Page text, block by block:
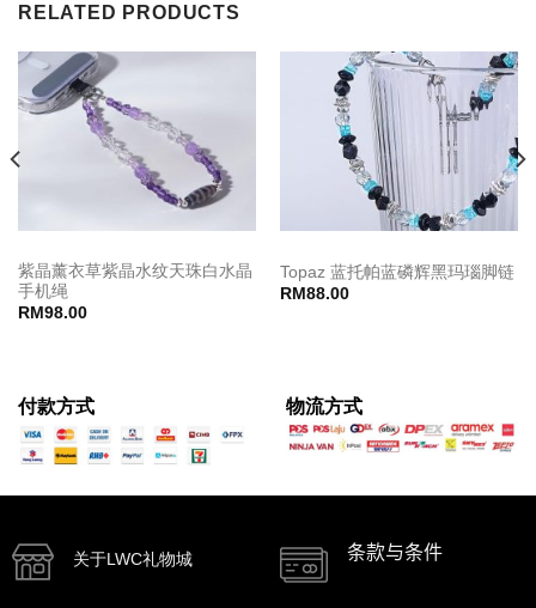
RELATED PRODUCTS
紫晶薰衣草紫晶水纹天珠白水晶
手机绳
RM 98.00
Topaz 蓝托帕蓝磷辉黑玛瑙脚链
RM 88.00
付款方式 物流方式
关于LWC礼物城 条款与条件